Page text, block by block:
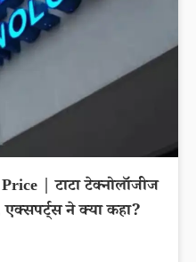
| टाटा टेक्नोलॉजीज
ने क्या कहा?